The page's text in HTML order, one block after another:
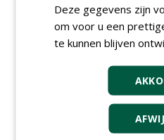
30-06-
bij
week)
24-06-
Deze gegevens zijn
om voor u een
te kunnen blijven